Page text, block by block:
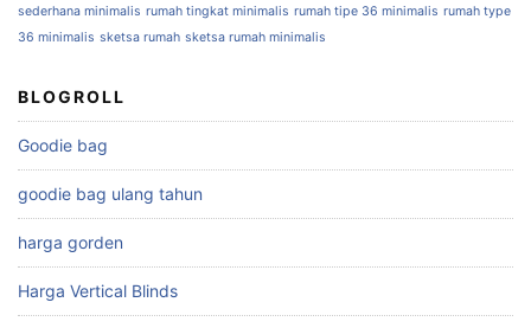
sederhana minimalis rumah tingkat minimalis rumah tipe 36 minimalis rumah type
36 minimalis sketsa rumah sketsa rumah minimalis
BLOGROLL
Goodie bag
goodie bag ulang tahun
harga gorden
Harga Vertical Blinds